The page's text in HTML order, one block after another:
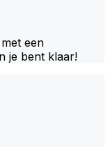
een
je bent klaar!